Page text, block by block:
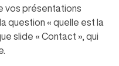
vos présentations
question « quelle est la
slide « Contact », qui